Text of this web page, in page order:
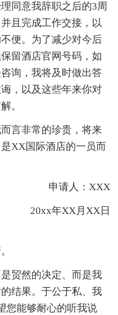
同意我辞职之后的3周
且完成工作交接，以
便。为了减少对今后
留酒店官网号码，如
询，我将及时做出答
，以及这些年来你对
。
言非常的珍贵，将来
XX国际酒店的一员而
申请人：XXX
20xx年XX月XX日
贸然的决定、而是我
结果。于公于私、我
您能够耐心的听我说